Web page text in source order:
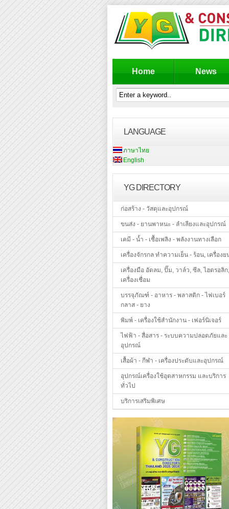
Home News
LANGUAGE
ภาษาไทย
English
YG DIRECTORY
ก่อสร้าง - วัสดุและอุปกรณ์
ขนส่ง - ยานพาหนะ - ลำเลียงและอุปกรณ์
เคมี - น้ำ - เชื้อเพลิง - พลังงานทางเลือก
เครื่องจักรกล ทำความเย็น - ร้อน, เครื่องย
เครื่องมือ อัดลม, ปั๊ม, วาล์ว, ซีล, ไฮดรอลิก,
เครื่องเชื่อม
บรรจุภัณฑ์ - อาหาร - พลาสติก - ไฟเบอร์
กลาส - ยาง
พิมพ์ - เครื่องใช้สำนักงาน - เฟอร์นิเจอร์
ไฟฟ้า - สื่อสาร - ระบบความปลอดภัยและ
อุปกรณ์
เสื้อผ้า - กีฬา - เครื่องประดับและอุปกรณ์
อุปกรณ์เครื่องใช้อุตสาหกรรม และบริการ
ทั่วไป
บริการเสริมพิเศษ